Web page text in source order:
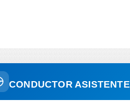
CONDUCTOR ASISTENTE